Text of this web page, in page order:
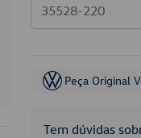
Peça Original
Tem dúvidas